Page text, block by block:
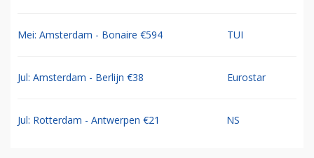
Mei: Amsterdam - Bonaire €594 TUI
Jul: Amsterdam - Berlijn €38 Eurostar
Jul: Rotterdam - Antwerpen €21 NS